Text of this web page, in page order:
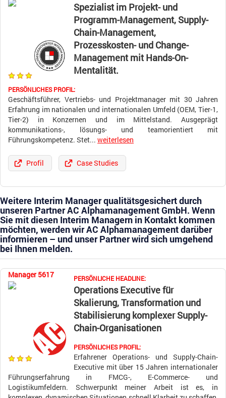
Spezialist im Projekt- und
Programm-Management, Supply-
Chain-Management,
Prozesskosten- und Change-
Management mit Hands-On-
Mentalität.
PERSÖNLICHES PROFIL:
Geschäftsführer, Vertriebs- und Projektmanager mit 30 Jahren
Erfahrung im nationalen und internationalen Umfeld (OEM, Tier-1,
Tier-2) in Konzernen und im Mittelstand. Ausgeprägt
kommunikations-, lösungs- und teamorientiert mit
Führungskompetenz. Stet... weiterlesen
Profil Case Studies
Weitere Interim Manager qualitätsgesichert durch
unseren Partner AC Alphamanagement GmbH. Wenn
Sie mit diesen Interim Managern in Kontakt kommen
möchten, werden wir AC Alphamanagement darüber
informieren – und unser Partner wird sich umgehend
bei Ihnen melden.
Manager 5617 PERSÖNLICHE HEADLINE:
Operations Executive für
Skalierung, Transformation und
Stabilisierung komplexer Supply-
Chain-Organisationen
PERSÖNLICHES PROFIL:
Erfahrener Operations- und Supply-Chain-
Executive mit über 15 Jahren internationaler
Führungserfahrung in FMCG-, E-Commerce- und
Logistikumfeldern. Schwerpunkt meiner Arbeit ist es, in